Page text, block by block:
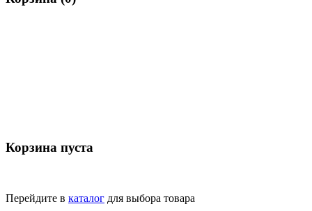
Корзина пуста
Перейдите в каталог для выбора товара